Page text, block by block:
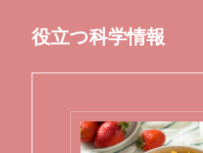
役立つ科学情報